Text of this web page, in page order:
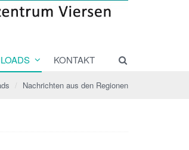
KONTAKT
Nachrichten aus den Regionen